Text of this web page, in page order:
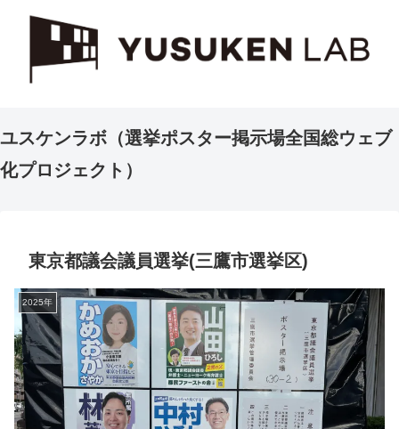
ユスケンラボ（選挙ポスター掲示場全国総ウェブ
化プロジェクト）
東京都議会議員選挙(三鷹市選挙区)
2025年